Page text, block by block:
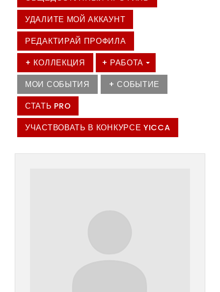
УДАЛИТЕ МОЙ АККАУНТ
РЕДАКТИРАЙ ПРОФИЛА
+ КОЛЛЕКЦИЯ
+ РАБОТА
МОИ СОБЫТИЯ
+ СОБЫТИЕ
СТАТЬ PRO
УЧАСТВОВАТЬ В КОНКУРСЕ YICCA